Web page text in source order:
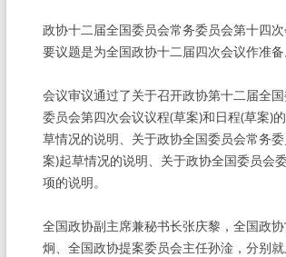
政协十二届全国委员会常务委员会第十四
要议题是为全国政协十二届四次会议作准备
会议审议通过了关于召开政协第十二届全
委员会第四次会议议程(草案)和日程(草案)
草情况的说明、关于政协全国委员会常务
案)起草情况的说明、关于政协全国委员会
项的说明。
全国政协副主席兼秘书长张庆黎，全国政
炯、全国政协提案委员会主任孙淦，分别就